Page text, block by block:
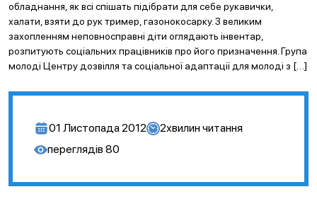
обладнання, як всі спішать підібрати для себе рукавички,
халати, взяти до рук тример, газонокосарку. З великим
захопленням неповносправні діти оглядають інвентар,
розпитують соціальних працівників про його призначення. Група
молоді Центру дозвілля та соціальної адаптації для молоді з […]
01 Листопада 2012 2хвилин читання
переглядів 80